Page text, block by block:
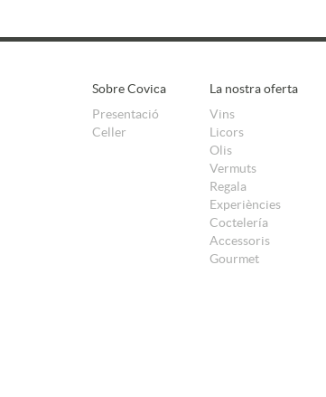
Sobre Covica
Presentació
Celler
La nostra oferta
Vins
Licors
Olis
Vermuts
Regala
Experiències
Coctelería
Accessoris
Gourmet